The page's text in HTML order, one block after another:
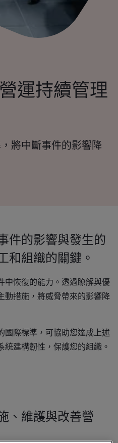
運持續管理
將中斷事件的影響降
件的影響與發生的
和組織的關鍵。
中恢復的能力。透過瞭解與優
動措施，將威脅帶來的影響降
國際標準，可協助您達成上述
建構韌性，保護您的組織。
、維護與改善營